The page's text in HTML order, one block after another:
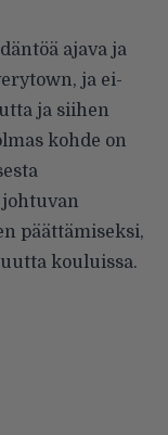
ajava ja
ja ei-
ja siihen
kohde on
päättämiseksi,
kouluissa.